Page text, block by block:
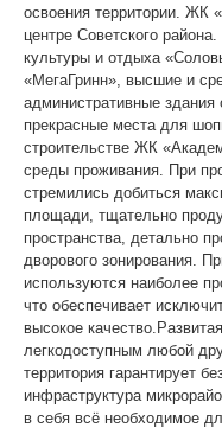
освоения территории. ЖК
центре Советского
культуры и отдыха
«МегаГринн», высшие и
административные
прекрасные места для
строительстве ЖК
среды проживания. При
стремились добиться
площади, тщательно
пространства, детально
дворового зонирования.
используются наиболее
что обеспечивает
высокое
легкодоступным любой
территория гарантирует
инфраструктура
в себя всё необходимое